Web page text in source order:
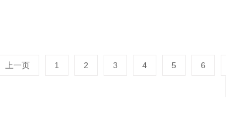
上一页 1 2 3 4 5 6